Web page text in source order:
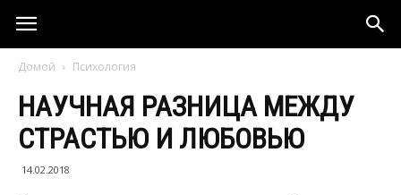
Домой Психология
НАУЧНАЯ РАЗНИЦА МЕЖДУ
СТРАСТЬЮ И ЛЮБОВЬЮ
14.02.2018